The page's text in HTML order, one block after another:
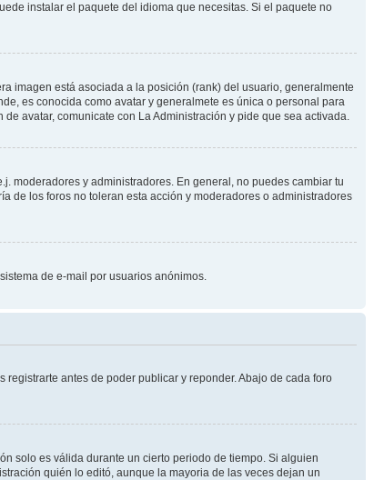
instalar el paquete del idioma que necesitas. Si el paquete no
imagen está asociada a la posición (rank) del usuario, generalmente
es conocida como avatar y generalmete es única o personal para
avatar, comunicate con La Administración y pide que sea activada.
moderadores y administradores. En general, no puedes cambiar tu
de los foros no toleran esta acción y moderadores o administradores
de e-mail por usuarios anónimos.
antes de poder publicar y reponder. Abajo de cada foro
solo es válida durante un cierto periodo de tiempo. Si alguien
quién lo editó, aunque la mayoria de las veces dejan un